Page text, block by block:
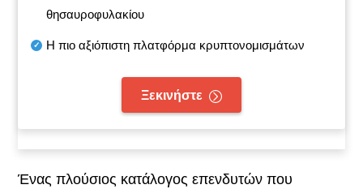
θησαυροφυλακίου
Η πιο αξιόπιστη πλατφόρμα κρυπτονομισμάτων
Ξεκινήστε
Ένας πλούσιος κατάλογος επενδυτών που